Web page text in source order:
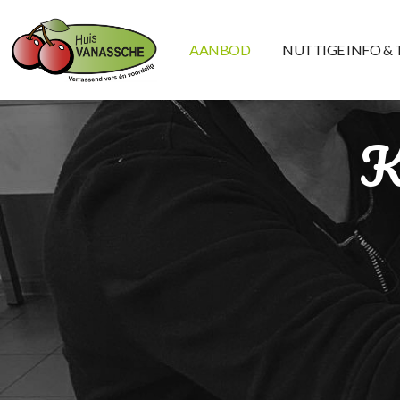
AANBOD NUTTIGE INFO &